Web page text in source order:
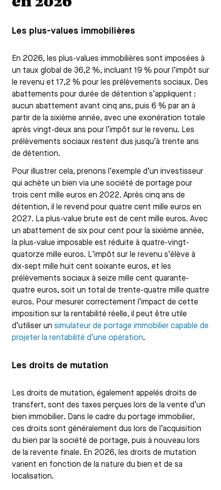
Les plus-values immobilières
En 2026, les plus-values immobilières sont imposées à
un taux global de 36,2 %, incluant 19 % pour l’impôt sur
le revenu et 17,2 % pour les prélèvements sociaux. Des
abattements pour durée de détention s’appliquent :
aucun abattement avant cinq ans, puis 6 % par an à
partir de la sixième année, avec une exonération totale
après vingt-deux ans pour l’impôt sur le revenu. Les
prélèvements sociaux restent dus jusqu’à trente ans
de détention.
Pour illustrer cela, prenons l’exemple d’un investisseur
qui achète un bien via une société de portage pour
trois cent mille euros en 2022. Après cinq ans de
détention, il le revend pour quatre cent mille euros en
2027. La plus-value brute est de cent mille euros. Avec
un abattement de six pour cent pour la sixième année,
la plus-value imposable est réduite à quatre-vingt-
quatorze mille euros. L’impôt sur le revenu s’élève à
dix-sept mille huit cent soixante euros, et les
prélèvements sociaux à seize mille cent quarante-
quatre euros, soit un total de trente-quatre mille quatre
euros. Pour mesurer correctement l’impact de cette
imposition sur la rentabilité réelle, il peut être utile
d’utiliser un simulateur de portage immobilier capable de
projeter la rentabilité d’une opération.
Les droits de mutation
Les droits de mutation, également appelés droits de
transfert, sont des taxes perçues lors de la vente d’un
bien immobilier. Dans le cadre du portage immobilier,
ces droits sont généralement dus lors de l’acquisition
du bien par la société de portage, puis à nouveau lors
de la revente finale. En 2026, les droits de mutation
varient en fonction de la nature du bien et de sa
localisation.